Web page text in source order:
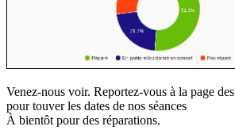
Venez-nous voir. Reportez-vous à la page des
pour touver les dates de nos séances
À bientôt pour des réparations.